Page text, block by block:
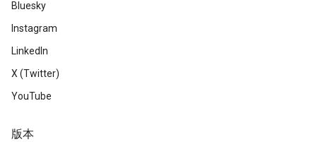
Bluesky
Instagram
LinkedIn
X (Twitter)
YouTube
版本